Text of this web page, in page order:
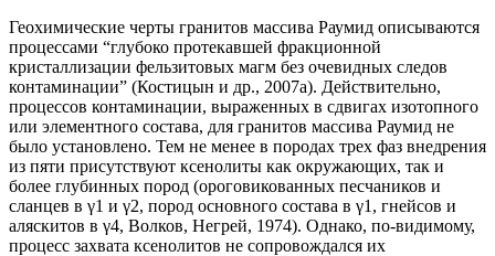
Геохимические черты гранитов массива Раумид описываются
процессами “глубоко протекавшей фракционной
кристаллизации фельзитовых магм без очевидных следов
контаминации” (Костицын и др., 2007а). Действительно,
процессов контаминации, выраженных в сдвигах изотопного
или элементного состава, для гранитов массива Раумид не
было установлено. Тем не менее в породах трех фаз внедрения
из пяти присутствуют ксенолиты как окружающих, так и
более глубинных пород (ороговикованных песчаников и
сланцев в γ1 и γ2, пород основного состава в γ1, гнейсов и
аляскитов в γ4, Волков, Негрей, 1974). Однако, по-видимому,
процесс захвата ксенолитов не сопровождался их